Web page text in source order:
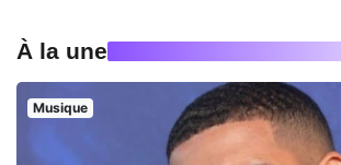
À la une
Musique